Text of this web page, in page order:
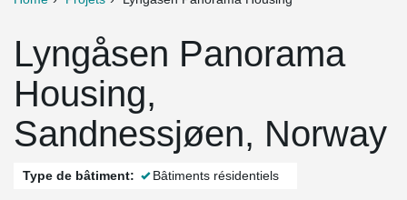
Lyngåsen Panorama
Housing,
Sandnessjøen, Norway
Type de bâtiment: Bâtiments résidentiels